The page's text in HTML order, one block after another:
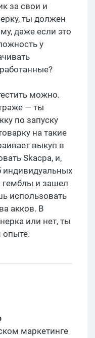
за свои и
ты должен
даже если это
у
можно.
— ты
по запуску
на такие
выкуп в
Skacpa, и,
индивидуальных
гемблы и зашел
использовать
акков. В
или нет, ты
опыте.
маркетинге